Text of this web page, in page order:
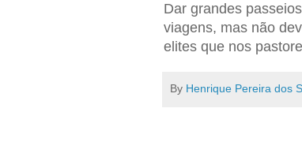
Dar grandes
viagens, mas não
elites que nos
By Henrique Pereira dos